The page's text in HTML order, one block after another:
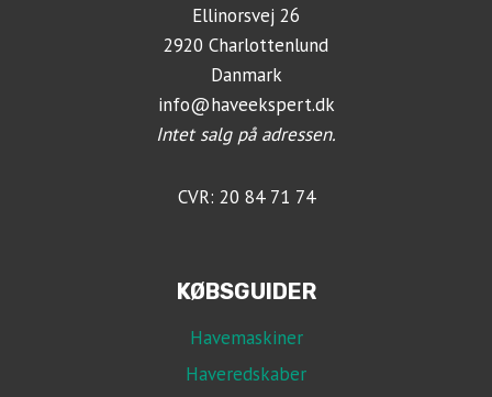
Ellinorsvej 26
2920 Charlottenlund
Danmark
info@haveekspert.dk
Intet salg på adressen.
CVR: 20 84 71 74
KØBSGUIDER
Havemaskiner
Haveredskaber